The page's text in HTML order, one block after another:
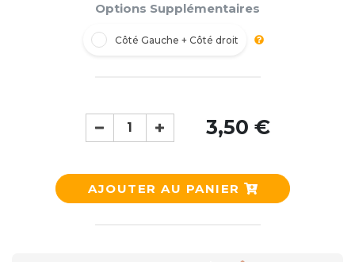
Options Supplémentaires
Côté Gauche + Côté droit
3,50 €
AJOUTER AU PANIER